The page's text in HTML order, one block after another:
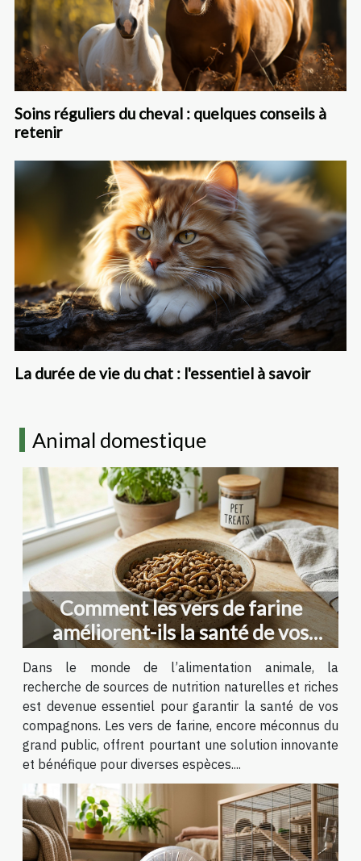
Soins réguliers du cheval : quelques conseils à
retenir
La durée de vie du chat : l'essentiel à savoir
Animal domestique
Comment les vers de farine
améliorent-ils la santé de vos
animaux ?
Dans le monde de l’alimentation animale, la
recherche de sources de nutrition naturelles et riches
est devenue essentiel pour garantir la santé de vos
compagnons. Les vers de farine, encore méconnus du
grand public, offrent pourtant une solution innovante
et bénéfique pour diverses espèces....